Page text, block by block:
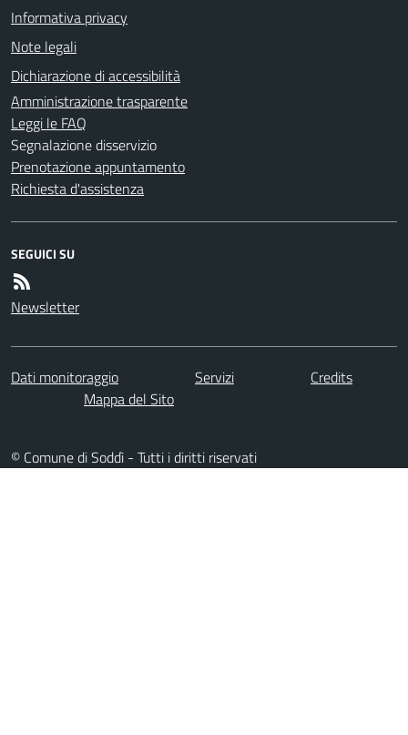
Informativa privacy
Note legali
Dichiarazione di accessibilità
Amministrazione trasparente
Leggi le FAQ
Segnalazione disservizio
Prenotazione appuntamento
Richiesta d'assistenza
SEGUICI SU
Newsletter
Dati monitoraggio Servizi
Credits
Mappa del Sito
© Comune di Soddì - Tutti i diritti riservati